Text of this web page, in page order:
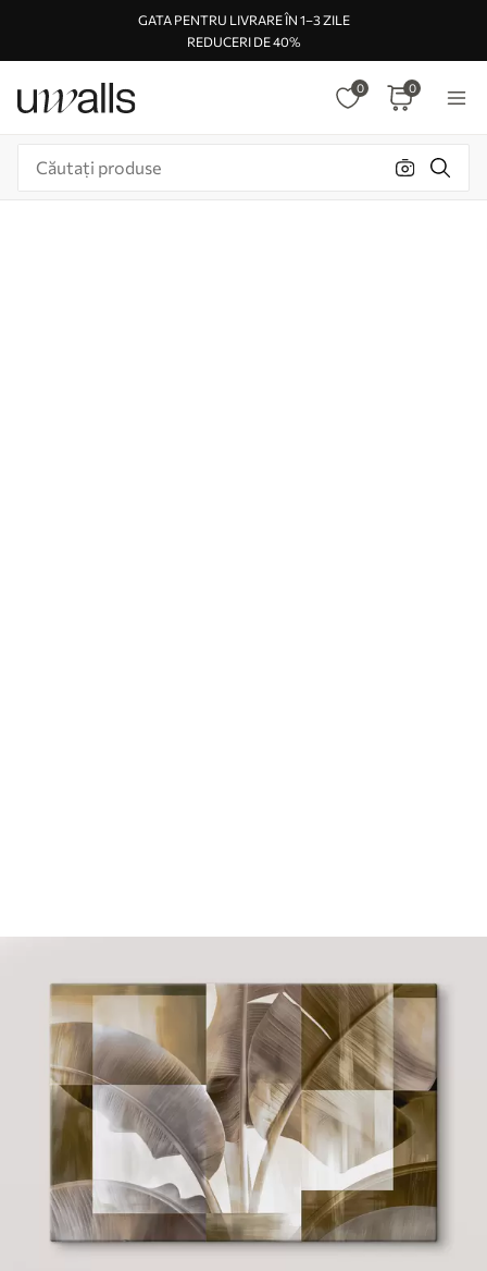
GATA PENTRU LIVRARE ÎN 1–3 ZILE
REDUCERI DE 40%
0 0